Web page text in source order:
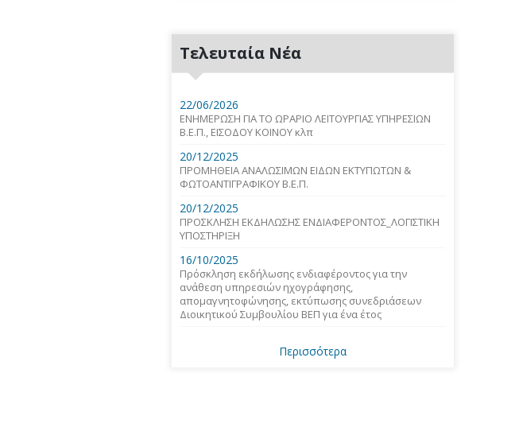
Τελευταία Νέα
22/06/2026
ΕΝΗΜΕΡΩΣΗ ΓΙΑ ΤΟ ΩΡΑΡΙΟ ΛΕΙΤΟΥΡΓΙΑΣ ΥΠΗΡΕΣΙΩΝ
Β.Ε.Π., ΕΙΣΟΔΟΥ ΚΟΙΝΟΥ κλπ
20/12/2025
ΠΡΟΜΗΘΕΙΑ ΑΝΑΛΩΣΙΜΩΝ ΕΙΔΩΝ ΕΚΤΥΠΩΤΩΝ &
ΦΩΤΟΑΝΤΙΓΡΑΦΙΚΟΥ Β.Ε.Π.
20/12/2025
ΠΡΟΣΚΛΗΣΗ ΕΚΔΗΛΩΣΗΣ ΕΝΔΙΑΦΕΡΟΝΤΟΣ_ΛΟΓΙΣΤΙΚΗ
ΥΠΟΣΤΗΡΙΞΗ
16/10/2025
Πρόσκληση εκδήλωσης ενδιαφέροντος για την
ανάθεση υπηρεσιών ηχογράφησης,
απομαγνητοφώνησης, εκτύπωσης συνεδριάσεων
Διοικητικού Συμβουλίου ΒΕΠ για ένα έτος
Περισσότερα